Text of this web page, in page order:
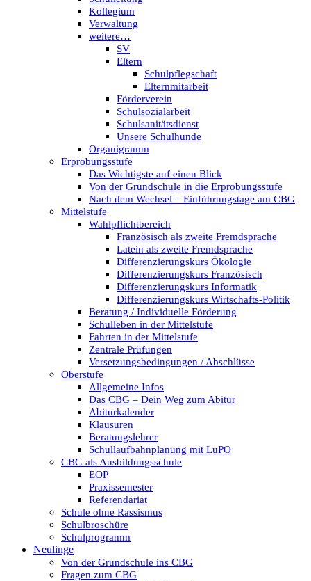
Kollegium
Verwaltung
weitere…
SV
Eltern
Schulpflegschaft
Elternmitarbeit
Förderverein
Schulsozialarbeit
Schulsanitätsdienst
Unsere Schulhunde
Organigramm
Erprobungsstufe
Das Wichtigste auf einen Blick
Von der Grundschule in die Erprobungsstufe
Nach dem Wechsel – Einführungstage am CBG
Mittelstufe
Wahlpflichtbereich
Französisch als zweite Fremdsprache
Latein als zweite Fremdsprache
Differenzierungskurs Ökologie
Differenzierungskurs Französisch
Differenzierungskurs Informatik
Differenzierungskurs Wirtschafts-Politik
Beratung / Individuelle Förderung
Schulleben in der Mittelstufe
Fahrten in der Mittelstufe
Zentrale Prüfungen
Versetzungsbedingungen / Abschlüsse
Oberstufe
Allgemeine Infos
Das CBG – Dein Weg zum Abitur
Abiturkalender
Klausuren
Beratungslehrer
Schullaufbahnplanung mit LuPO
CBG als Ausbildungsschule
EOP
Praxissemester
Referendariat
Schule ohne Rassismus
Schulbroschüre
Schulprogramm
Neulinge
Von der Grundschule ins CBG
Fragen zum CBG